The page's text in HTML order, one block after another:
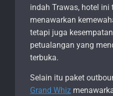
indah Trawas, hotel ini
menawarkan
tetapi juga
petualangan yang
terbuka.
Selain itu paket
Grand Whiz